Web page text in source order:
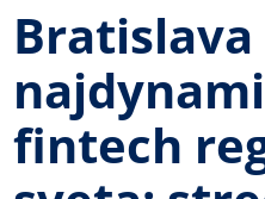
fintech